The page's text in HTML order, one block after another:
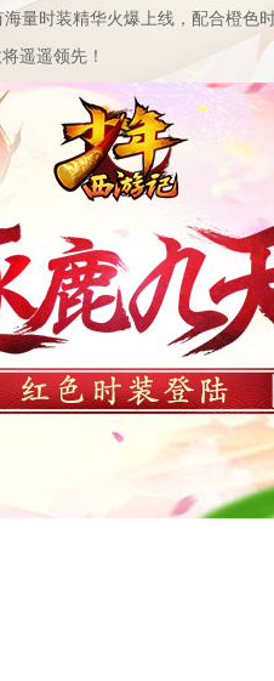
时装精华火爆上线，配合橙色
遥遥领先！